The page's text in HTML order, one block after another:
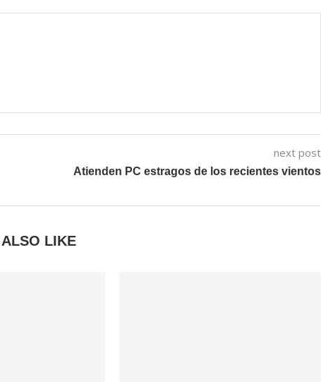
next post
Atienden PC estragos de los recientes vientos
LIKE